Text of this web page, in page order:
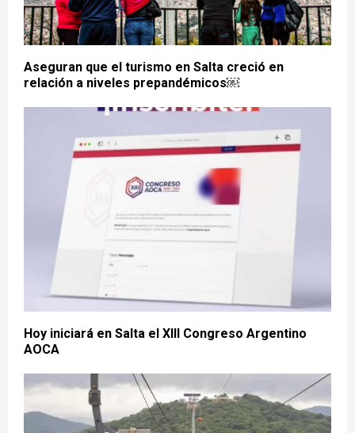
Aseguran que el turismo en Salta creció en
relación a niveles prepandémicos￼
Hoy iniciará en Salta el XIII Congreso Argentino
AOCA